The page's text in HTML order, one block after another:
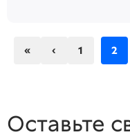
« ‹ 1 2
Оставьте